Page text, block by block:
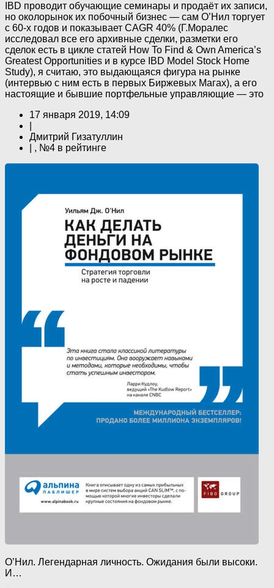
IBD проводит обучающие семинары и продаёт их записи,
но околорынок их побочный бизнес — сам О’Нил торгует
с 60-х годов и показывает CAGR 40% (Г.Моралес
исследовал все его архивные сделки, разметки его
сделок есть в цикле статей How To Find & Own America’s
Greatest Opportunities и в курсе IBD Model Stock Home
Study), я считаю, это выдающаяся фигура на рынке
(интервью с ним есть в первых Биржевых Магах), а его
настоящие и бывшие портфельные управляющие — это
17 января 2019, 14:09
Дмитрий Гизатуллин
| , №4 в рейтинге
О’Нил. Легендарная личность. Ожидания были высоки.
И…